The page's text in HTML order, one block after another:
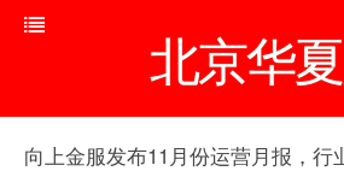
北京华
向上金服发布11月份运营月报，行